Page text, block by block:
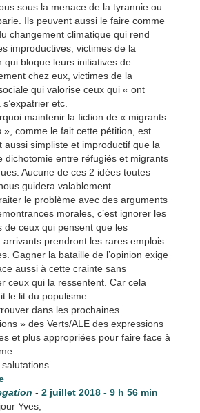
sous la menace de la tyrannie ou
Ils peuvent aussi le faire comme
changement climatique qui rend
improductives, victimes de la
qui bloque leurs initiatives de
chez eux, victimes de la
qui valorise ceux qui « ont
etc.
maintenir la fiction de « migrants
», comme le fait cette pétition, est
aussi simpliste et improductif que la
dichotomie entre réfugiés et migrants
Aucune de ces 2 idées toutes
guidera valablement.
le problème avec des arguments
morales, c’est ignorer les
de ceux qui pensent que les
arrivants prendront les rares emplois
Gagner la bataille de l’opinion exige
aussi à cette crainte sans
ceux qui la ressentent. Car cela
le lit du populisme.
dans les prochaines
» des Verts/ALE des expressions
et plus appropriées pour faire face à
- 2 juillet 2018 - 9 h 56 min
Yves,